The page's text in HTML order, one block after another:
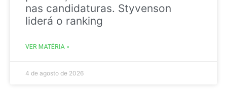
nas candidaturas. Styvenson
liderá o ranking
VER MATÉRIA »
4 de agosto de 2026